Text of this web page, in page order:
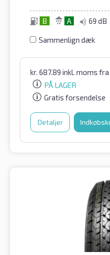
B A 69 dB
Sammenlign dæk
kr. 687.89 inkl. moms fra
PÅ LAGER
Gratis forsendelse
Detaljer